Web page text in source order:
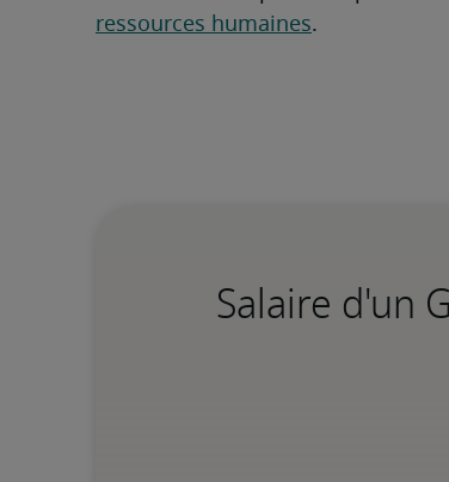
ressources humaines.
Salaire d'un